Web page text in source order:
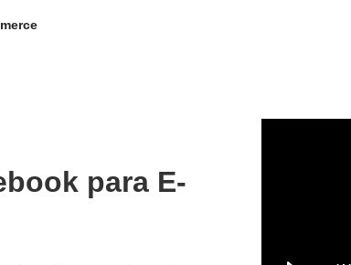
para E-